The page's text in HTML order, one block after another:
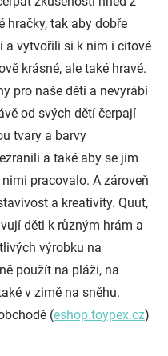
hračky, tak aby dobře
a vytvořili si k nim i citové
krásné, ale také hravé.
pro naše děti a nevyrábí
od svých dětí čerpají
tvary a barvy
a také aby se jim
pracovalo. A zároveň
a kreativity. Quut,
děti k různým hrám a
výrobku na
použít na pláži, na
v zimě na sněhu.
(eshop.toypex.cz)